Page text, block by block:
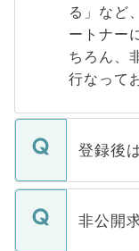
る」など
ートナー
ちろん、
行なって
登録後
ご登録い
登録内容
非公開